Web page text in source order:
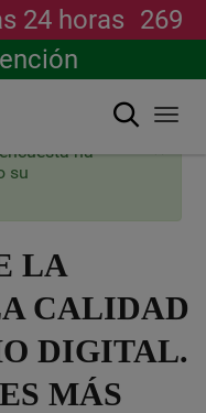
24 horas 269
Buscar
LA
CALIDAD
DIGITAL.
MÁS
×
ha
su